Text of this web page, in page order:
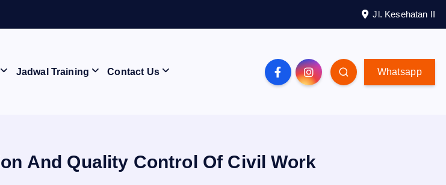
Jl. Kesehatan II
Jadwal Training Contact Us Whatsapp
And Quality Control Of Civil Work